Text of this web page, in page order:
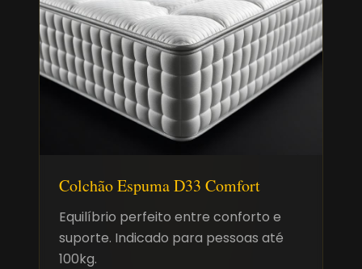
Colchão Espuma D33 Comfort
Equilíbrio perfeito entre conforto e
suporte. Indicado para pessoas até
100kg.